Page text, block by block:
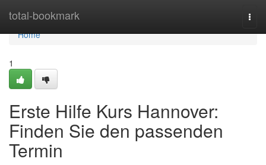
total-bookmark
Home
Home
1
Erste Hilfe Kurs Hannover:
Finden Sie den passenden
Termin